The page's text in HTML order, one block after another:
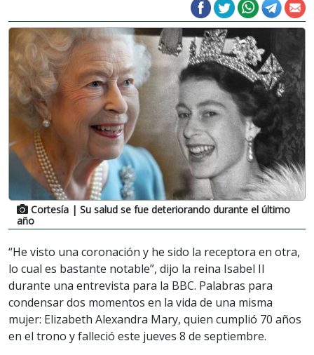
Cortesía | Su salud se fue deteriorando durante el último
año
“He visto una coronación y he sido la receptora en otra,
lo cual es bastante notable”, dijo la reina Isabel II
durante una entrevista para la BBC. Palabras para
condensar dos momentos en la vida de una misma
mujer: Elizabeth Alexandra Mary, quien cumplió 70 años
en el trono y falleció este jueves 8 de septiembre.